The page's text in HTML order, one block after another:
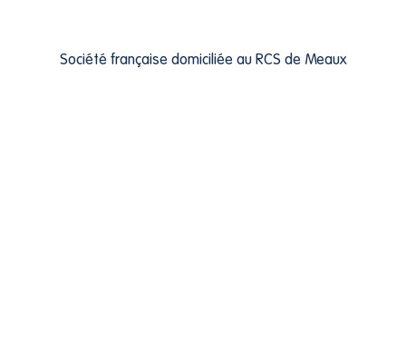
Société française domiciliée au RCS de Meaux